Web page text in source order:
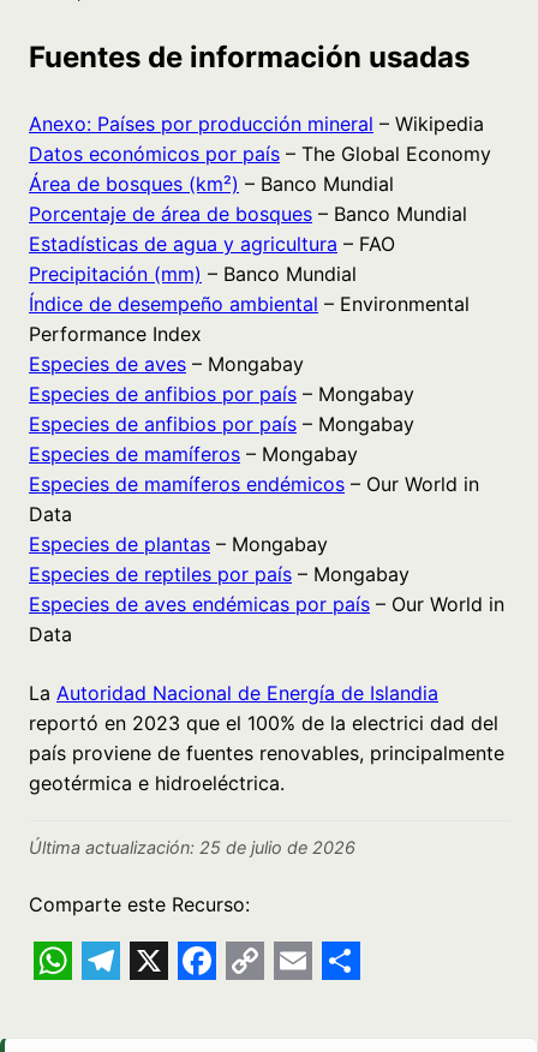
Fuentes de información usadas
Anexo: Países por producción mineral – Wikipedia
Datos económicos por país – The Global Economy
Área de bosques (km²) – Banco Mundial
Porcentaje de área de bosques – Banco Mundial
Estadísticas de agua y agricultura – FAO
Precipitación (mm) – Banco Mundial
Índice de desempeño ambiental – Environmental
Performance Index
Especies de aves – Mongabay
Especies de anfibios por país – Mongabay
Especies de anfibios por país – Mongabay
Especies de mamíferos – Mongabay
Especies de mamíferos endémicos – Our World in
Data
Especies de plantas – Mongabay
Especies de reptiles por país – Mongabay
Especies de aves endémicas por país – Our World in
Data
La Autoridad Nacional de Energía de Islandia
reportó en 2023 que el 100% de la electrici dad del
país proviene de fuentes renovables, principalmente
geotérmica e hidroeléctrica.
Última actualización: 25 de julio de 2026
Comparte este Recurso: